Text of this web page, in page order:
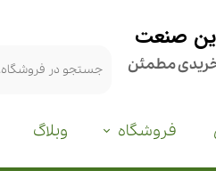
صنعت
مطمئن
فروشگاه وبلاگ